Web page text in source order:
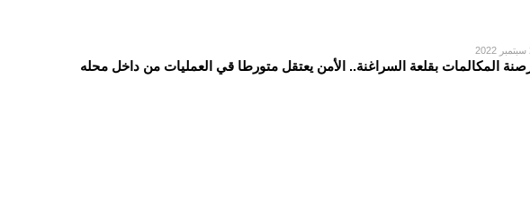
المكالمات بقلعة السراغنة.. الأمن يعتقل متورطا قي العمليات من داخل محله